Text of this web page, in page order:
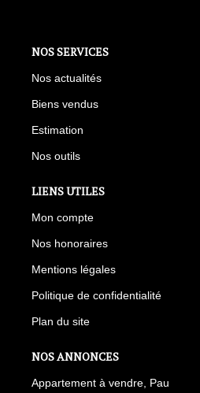
NOS SERVICES
Nos actualités
Biens vendus
Estimation
Nos outils
LIENS UTILES
Mon compte
Nos honoraires
Mentions légales
Politique de confidentialité
Plan du site
NOS ANNONCES
Appartement à vendre, Pau